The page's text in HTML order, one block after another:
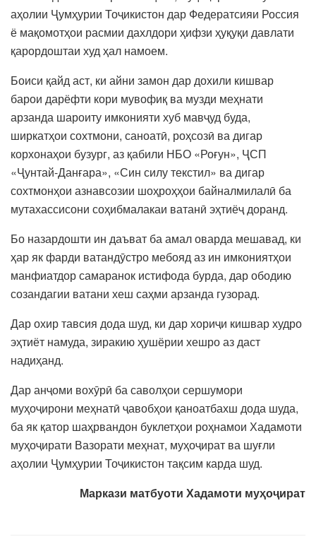
аҳолии Ҷумҳурии Тоҷикистон дар Федератсияи Россия
ё мақомотҳои расмии дахлдори ҳифзи ҳуқуқи давлати
қарордоштаи худ ҳал намоем.
Боиси қайд аст, ки айни замон дар дохили кишвар
барои дарёфти кори мувофиқ ва музди меҳнати
арзанда шароиту имконияти хуб мавҷуд буда,
ширкатҳои сохтмони, саноатӣ, роҳсозӣ ва дигар
корхонаҳои бузург, аз қабили НБО «Роғун», ҶСП
«Ҷунтай-Данғара», «Син силу текстил» ва дигар
сохтмонҳои азнавсозии шоҳроҳҳои байналмилалӣ ба
мутахассисони соҳибмалакаи ватанӣ эҳтиёҷ доранд.
Бо назардошти ин даъват ба амал оварда мешавад, ки
ҳар як фарди ватандӯстро мебояд аз ин имкониятҳои
манфиатдор самаранок истифода бурда, дар ободию
созандагии ватани хеш саҳми арзанда гузорад.
Дар охир тавсия дода шуд, ки дар хориҷи кишвар худро
эҳтиёт намуда, зиракию ҳушёрии хешро аз даст
надиҳанд.
Дар анҷоми вохӯрӣ ба саволҳои сершумори
муҳоҷирони меҳнатӣ ҷавобҳои қаноатбахш дода шуда,
ба як қатор шаҳрвандон буклетҳои роҳнамои Хадамоти
муҳоҷирати Вазорати меҳнат, муҳоҷират ва шуғли
аҳолии Ҷумҳурии Тоҷикистон тақсим карда шуд.
Маркази матбуоти Хадамоти муҳоҷират